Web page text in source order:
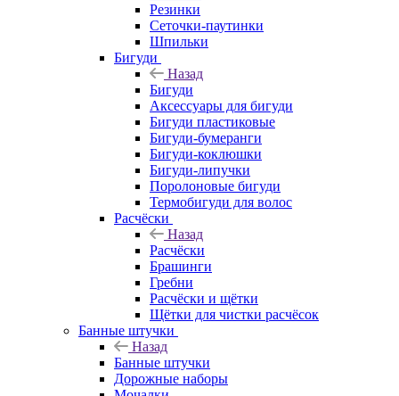
Резинки
Сеточки-паутинки
Шпильки
Бигуди
Назад
Бигуди
Аксессуары для бигуди
Бигуди пластиковые
Бигуди-бумеранги
Бигуди-коклюшки
Бигуди-липучки
Поролоновые бигуди
Термобигуди для волос
Расчёски
Назад
Расчёски
Брашинги
Гребни
Расчёски и щётки
Щётки для чистки расчёсок
Банные штучки
Назад
Банные штучки
Дорожные наборы